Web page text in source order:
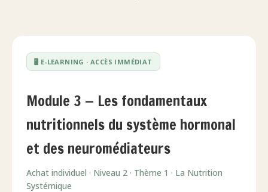
🖥️ E-LEARNING · ACCÈS IMMÉDIAT
Module 3 — Les fondamentaux
nutritionnels du système hormonal
et des neuromédiateurs
Achat individuel · Niveau 2 · Thème 1 · La Nutrition
Systémique